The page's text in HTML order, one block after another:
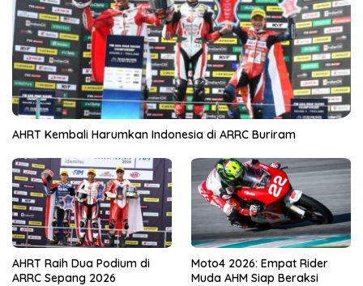
AHRT Kembali Harumkan Indonesia di ARRC Buriram
AHRT Raih Dua Podium di
ARRC Sepang 2026
Moto4 2026: Empat Rider
Muda AHM Siap Beraksi